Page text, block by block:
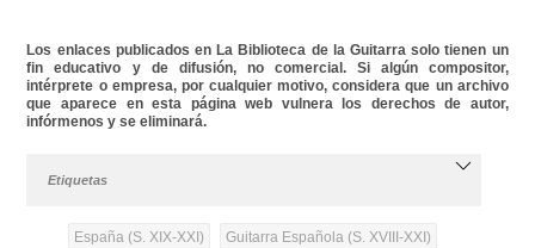
Los enlaces publicados en La Biblioteca de la Guitarra solo tienen un
fin educativo y de difusión, no comercial. Si algún compositor,
intérprete o empresa, por cualquier motivo, considera que un archivo
que aparece en esta página web vulnera los derechos de autor,
infórmenos y se eliminará.
Etiquetas
España (S. XIX-XXI) Guitarra Española (S. XVIII-XXI)